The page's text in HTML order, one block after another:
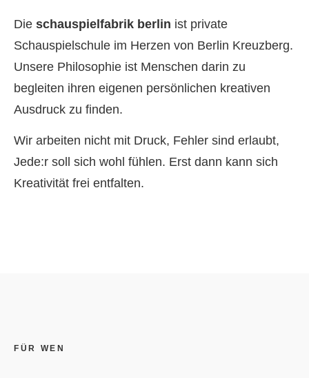
Die schauspielfabrik berlin ist private
Schauspielschule im Herzen von Berlin Kreuzberg.
Unsere Philosophie ist Menschen darin zu
begleiten ihren eigenen persönlichen kreativen
Ausdruck zu finden.
Wir arbeiten nicht mit Druck, Fehler sind erlaubt,
Jede:r soll sich wohl fühlen. Erst dann kann sich
Kreativität frei entfalten.
FÜR WEN